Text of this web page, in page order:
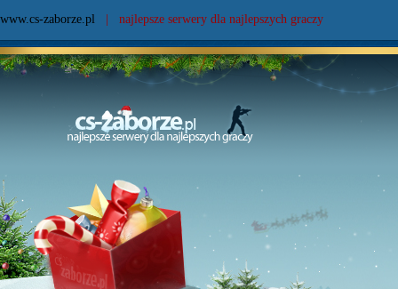
www.cs-zaborze.pl | najlepsze serwery dla najlepszych graczy